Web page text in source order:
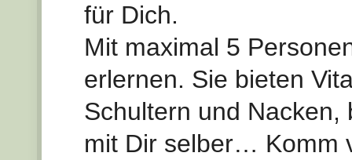
für Dich.
Mit maximal 5
erlernen. Sie bieten
Schultern und Nacken,
mit Dir selber… Komm